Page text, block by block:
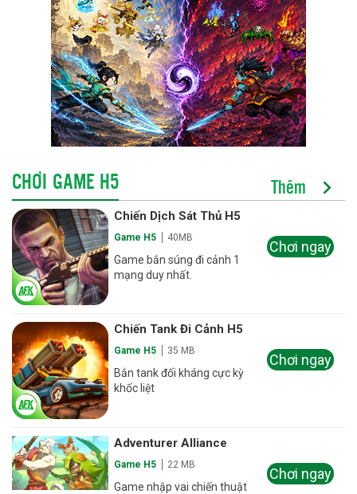
CHƠI GAME H5 Thêm
Chiến Dịch Sát Thủ H5
Game H5 40MB
Game bắn súng đi cảnh 1
mạng duy nhất.
Chơi ngay
Chiến Tank Đi Cảnh H5
Game H5 35 MB
Bắn tank đối kháng cực kỳ
khốc liệt
Chơi ngay
Adventurer Alliance
Game H5 22 MB
Game nhập vai chiến thuật
Chơi ngay